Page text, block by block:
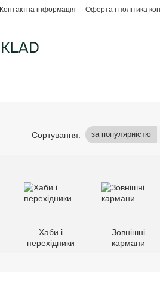
Контактна інформація Оферта і політика
Сортування: за популярністю
Хаби і
перехідники
Зовнішні
кармани